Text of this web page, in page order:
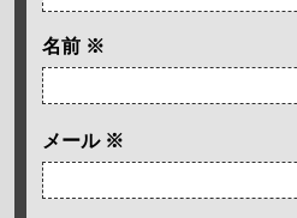
名前 ※
メール ※